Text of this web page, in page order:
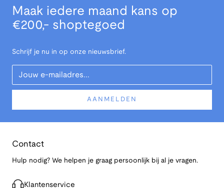
Maak iedere maand kans op
€200,- shoptegoed
Schrijf je nu in op onze nieuwsbrief.
Your Email
AANMELDEN
Contact
Hulp nodig? We helpen je graag persoonlijk bij al je vragen.
Klantenservice